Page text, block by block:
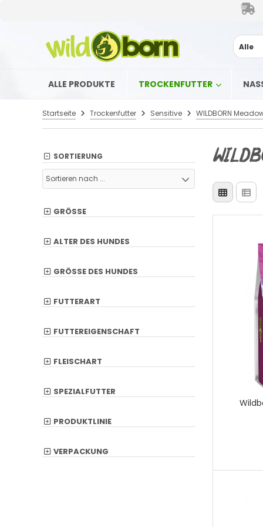
Alle
ALLE PRODUKTE TROCKENFUTTER
Startseite Trockenfutter Sensitive
SORTIERUNG
Sortieren nach ...
GRÖSSE
ALTER DES HUNDES
GRÖSSE DES HUNDES
FUTTERART
FUTTEREIGENSCHAFT
FLEISCHART
SPEZIALFUTTER
PRODUKTLINIE
VERPACKUNG